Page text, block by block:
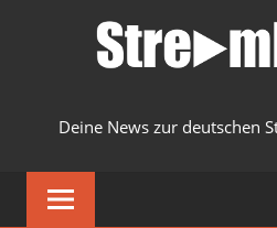
Deine News zur deutschen
MENU